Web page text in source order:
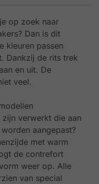
op zoek naar
Dan is dit
kleuren passen
Dankzij de rits trek
en uit. De
veel.
verwerkt die aan
aangepast?
met warm
de contrefort
weer op. Alle
van special